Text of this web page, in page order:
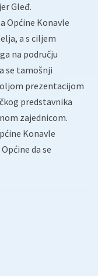
Gleđ.
Općine Konavle
a s ciljem
na području
se tamošnji
prezentacijom
predstavnika
zajednicom.
Konavle
da se